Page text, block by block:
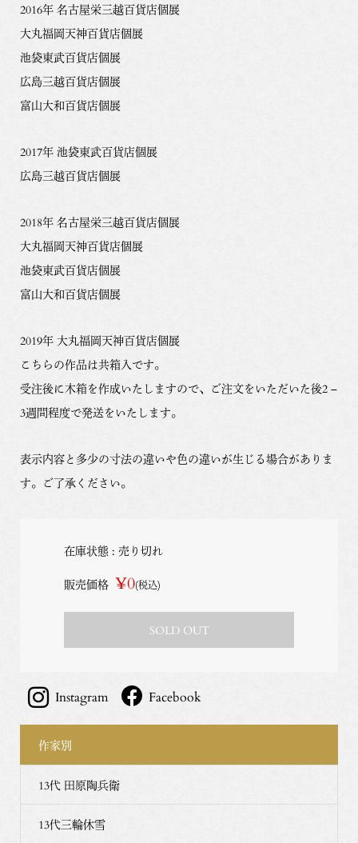
2016年 名古屋栄三越百貨店個展
大丸福岡天神百貨店個展
池袋東武百貨店個展
広島三越百貨店個展
富山大和百貨店個展
2017年 池袋東武百貨店個展
広島三越百貨店個展
2018年 名古屋栄三越百貨店個展
大丸福岡天神百貨店個展
池袋東武百貨店個展
富山大和百貨店個展
2019年 大丸福岡天神百貨店個展
こちらの作品は共箱入です。
受注後に木箱を作成いたしますので、ご注文をいただいた後2 –
3週間程度で発送をいたします。
表示内容と多少の寸法の違いや色の違いが生じる場合がありま
す。ご了承ください。
在庫状態 : 売り切れ
販売価格 ¥0(税込)
SOLD OUT
Instagram Facebook
作家別
13代 田原陶兵衛
13代三輪休雪